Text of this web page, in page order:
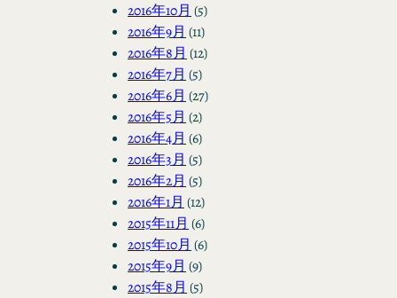
2016年10月 (5)
2016年9月 (11)
2016年8月 (12)
2016年7月 (5)
2016年6月 (27)
2016年5月 (2)
2016年4月 (6)
2016年3月 (5)
2016年2月 (5)
2016年1月 (12)
2015年11月 (6)
2015年10月 (6)
2015年9月 (9)
2015年8月 (5)